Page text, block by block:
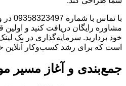
با
مشاوره رایگان دریافت کنید و اولین
خود بردارید. سرمایه‌گذاری در بک
است که برای رشد کسب‌وکار آنلاین
جمع‌بندی و آغاز مسیر